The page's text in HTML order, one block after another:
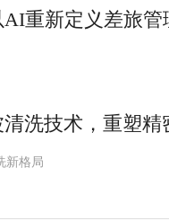
重新定义差旅管
洗技术，重塑精
新格局